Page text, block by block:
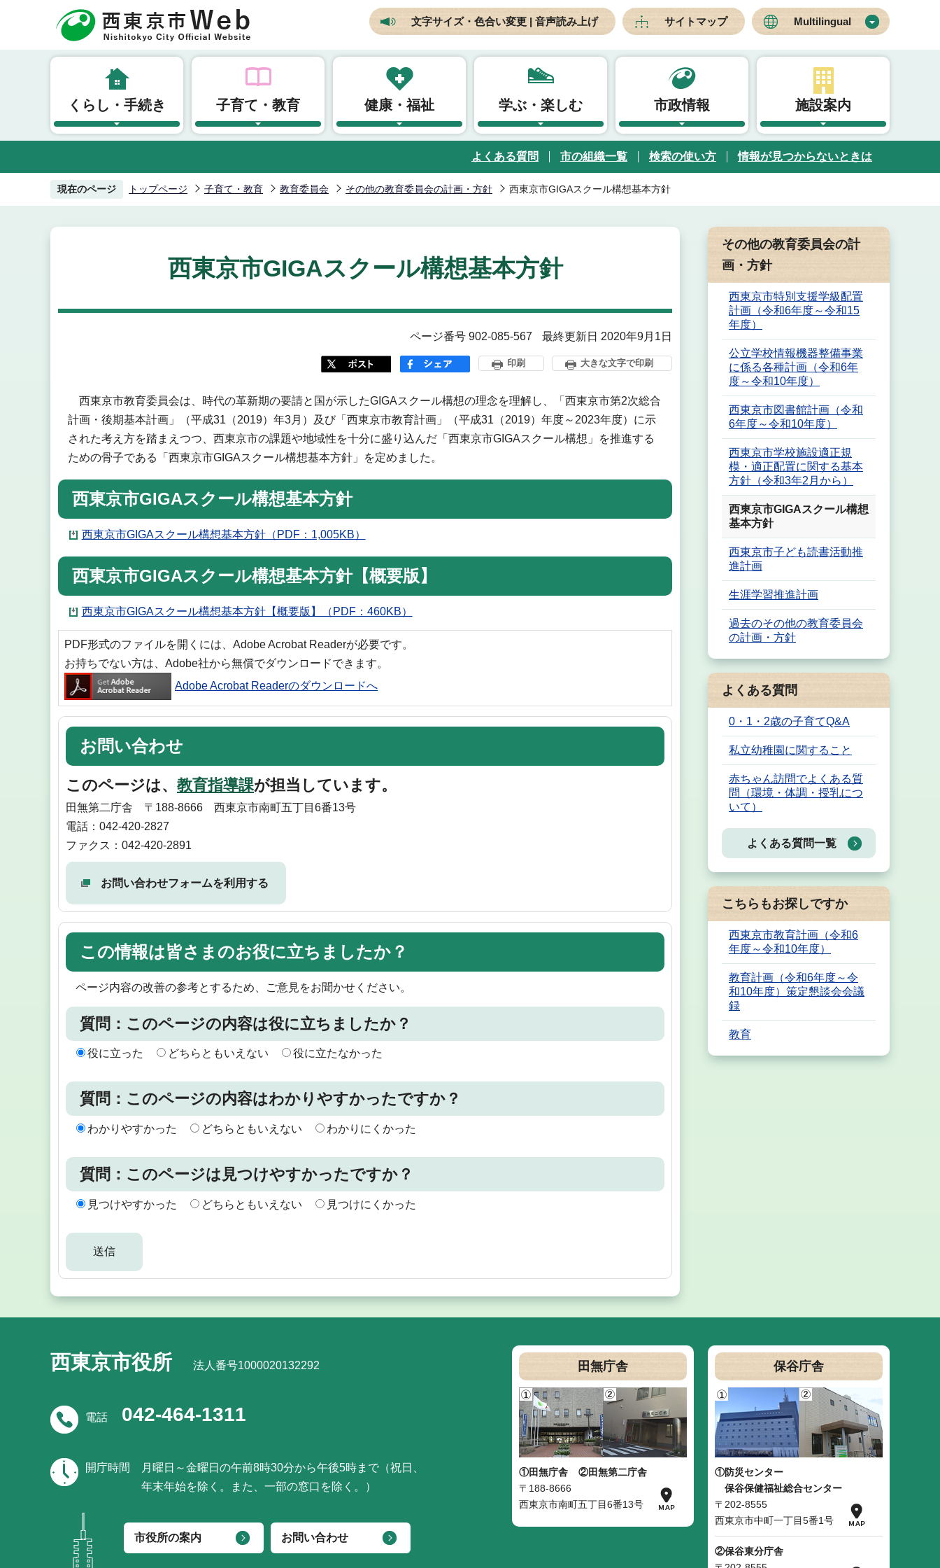
頭
文字サイズ・色合い変更 | 音声読み上げ サイトマップ Multilingual
くらし・手続き 子育て・教育 健康・福祉 学ぶ・楽しむ 市政情報 施設案内
よくある質問 市の組織一覧 検索の使い方 情報が見つからないときは
現在のページ トップページ 子育て・教育 教育委員会 その他の教育委員会の計画・方針 西東京市GIGAスクール構想基本方針
西東京市GIGAスクール構想基本方針
ページ番号 902-085-567 最終更新日 2020年9月1日
印刷 大きな文字で印刷
西東京市教育委員会は、時代の革新期の要請と国が示したGIGAスクール構想の理念を理解し、「西東京市第2次総合
計画・後期基本計画」（平成31（2019）年3月）及び「西東京市教育計画」（平成31（2019）年度～2023年度）に示
された考え方を踏まえつつ、西東京市の課題や地域性を十分に盛り込んだ「西東京市GIGAスクール構想」を推進する
ための骨子である「西東京市GIGAスクール構想基本方針」を定めました。
西東京市GIGAスクール構想基本方針
西東京市GIGAスクール構想基本方針（PDF：1,005KB）
西東京市GIGAスクール構想基本方針【概要版】
西東京市GIGAスクール構想基本方針【概要版】（PDF：460KB）
PDF形式のファイルを開くには、Adobe Acrobat Readerが必要です。
お持ちでない方は、Adobe社から無償でダウンロードできます。
Adobe Acrobat Readerのダウンロードへ
お問い合わせ
このページは、 教育指導課が担当しています。
田無第二庁舎 〒188-8666 西東京市南町五丁目6番13号
電話：042-420-2827
ファクス：042-420-2891
お問い合わせフォームを利用する
この情報は皆さまのお役に立ちましたか？
ページ内容の改善の参考とするため、ご意見をお聞かせください。
質問：このページの内容は役に立ちましたか？
役に立った どちらともいえない 役に立たなかった
質問：このページの内容はわかりやすかったですか？
わかりやすかった どちらともいえない わかりにくかった
質問：このページは見つけやすかったですか？
見つけやすかった どちらともいえない 見つけにくかった
その他の教育委員会の計
画・方針
西東京市特別支援学級配置
計画（令和6年度～令和15
年度）
公立学校情報機器整備事業
に係る各種計画（令和6年
度～令和10年度）
西東京市図書館計画（令和
6年度～令和10年度）
西東京市学校施設適正規
模・適正配置に関する基本
方針（令和3年2月から）
西東京市GIGAスクール構想
基本方針
西東京市子ども読書活動推
進計画
生涯学習推進計画
過去のその他の教育委員会
の計画・方針
よくある質問
0・1・2歳の子育てQ&A
私立幼稚園に関すること
赤ちゃん訪問でよくある質
問（環境・体調・授乳につ
いて）
よくある質問一覧
こちらもお探しですか
西東京市教育計画（令和6
年度～令和10年度）
教育計画（令和6年度～令
和10年度）策定懇談会会議
録
教育
西東京市役所 法人番号1000020132292
電話 042-464-1311
開庁時間
月曜日～金曜日の午前8時30分から午後5時まで（祝日、
年末年始を除く。また、一部の窓口を除く。）
市役所の案内 お問い合わせ
田無庁舎
①田無庁舎
②田無第二庁舎
〒188-8666
西東京市南町五丁目6番13号
保谷庁舎
①防災センター
保谷保健福祉総合センター
〒202-8555
西東京市中町一丁目5番1号
②保谷東分庁舎